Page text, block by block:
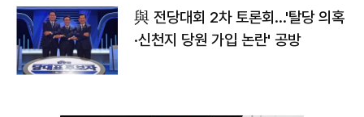
與 전당대회 2차 토론회…'탈당 의혹
·신천지 당원 가입 논란' 공방